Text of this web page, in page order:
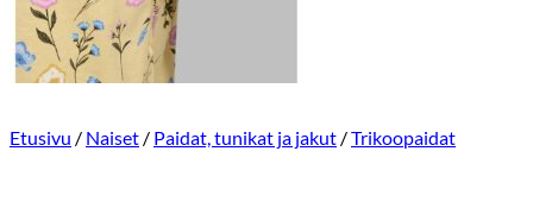
Etusivu / Naiset / Paidat, tunikat ja jakut /Trikoopaidat